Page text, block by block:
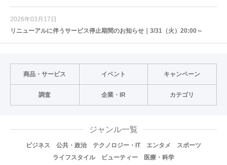
2026年03月17日
リニューアルに伴うサービス停止期間のお知らせ｜3/31（火）20:00～
商品・サービス イベント キャンペーン
調査 企業・IR カテゴリ
ジャンル一覧
ビジネス 公共・政治 テクノロジー・IT エンタメ
スポーツ
ライフスタイル
ビューティー 医療・科学